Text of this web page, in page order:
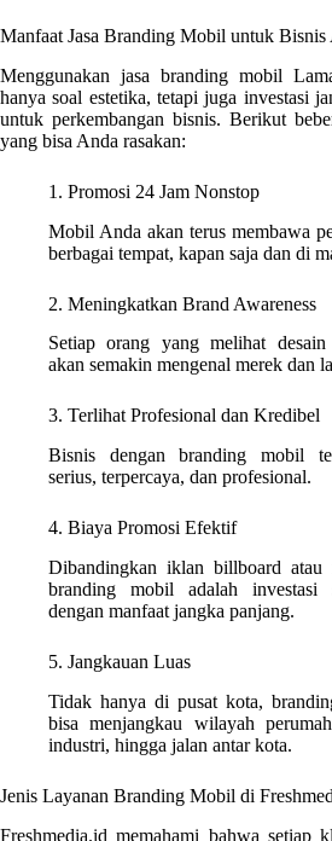
Manfaat Jasa Branding Mobil untuk Bisnis
Menggunakan jasa branding mobil
hanya soal estetika, tetapi juga investasi
untuk perkembangan bisnis. Berikut
yang bisa Anda rasakan:
1. Promosi 24 Jam Nonstop
Mobil Anda akan terus membawa
berbagai tempat, kapan saja dan di
2. Meningkatkan Brand Awareness
Setiap orang yang melihat
akan semakin mengenal merek dan
3. Terlihat Profesional dan Kredibel
Bisnis dengan branding mobil
serius, terpercaya, dan profesional.
4. Biaya Promosi Efektif
Dibandingkan iklan billboard atau
branding mobil adalah investasi
dengan manfaat jangka panjang.
5. Jangkauan Luas
Tidak hanya di pusat kota,
bisa menjangkau wilayah
industri, hingga jalan antar kota.
Jenis Layanan Branding Mobil di
Freshmedia.id memahami bahwa setiap